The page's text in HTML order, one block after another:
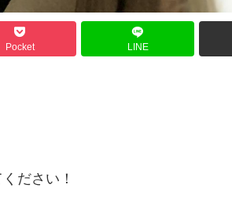
Pocket LINE
ださい！